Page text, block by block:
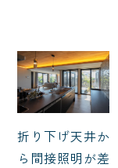
折り下げ天井か
ら間接照明が差